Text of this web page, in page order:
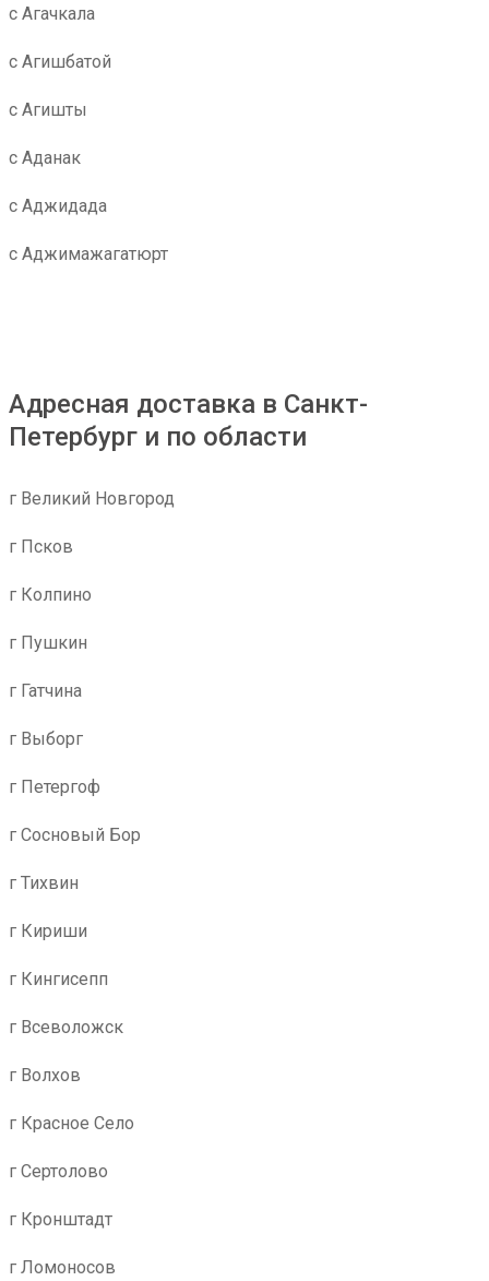
с Агачкала
с Агишбатой
с Агишты
с Аданак
с Аджидада
с Аджимажагатюрт
Адресная доставка в Санкт-
Петербург и по области
г Великий Новгород
г Псков
г Колпино
г Пушкин
г Гатчина
г Выборг
г Петергоф
г Сосновый Бор
г Тихвин
г Кириши
г Кингисепп
г Всеволожск
г Волхов
г Красное Село
г Сертолово
г Кронштадт
г Ломоносов